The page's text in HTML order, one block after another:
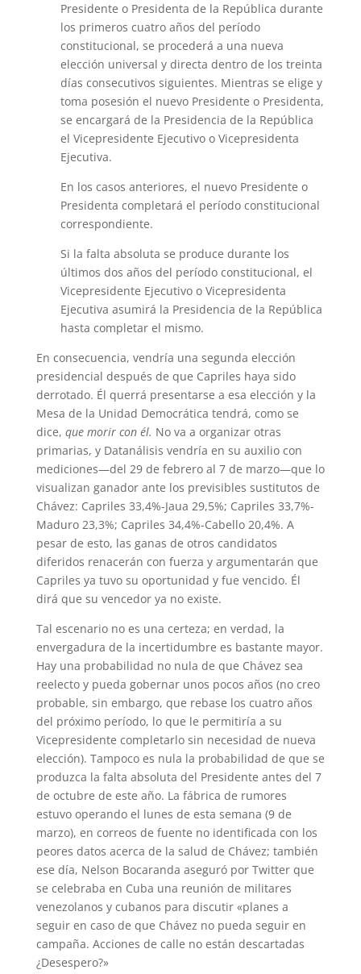
Presidente o Presidenta de la República durante
los primeros cuatro años del período
constitucional, se procederá a una nueva
elección universal y directa dentro de los treinta
días consecutivos siguientes. Mientras se elige y
toma posesión el nuevo Presidente o Presidenta,
se encargará de la Presidencia de la República
el Vicepresidente Ejecutivo o Vicepresidenta
Ejecutiva.
En los casos anteriores, el nuevo Presidente o
Presidenta completará el período constitucional
correspondiente.
Si la falta absoluta se produce durante los
últimos dos años del período constitucional, el
Vicepresidente Ejecutivo o Vicepresidenta
Ejecutiva asumirá la Presidencia de la República
hasta completar el mismo.
En consecuencia, vendría una segunda elección
presidencial después de que Capriles haya sido
derrotado. Él querrá presentarse a esa elección y la
Mesa de la Unidad Democrática tendrá, como se
dice, que morir con él. No va a organizar otras
primarias, y Datanálisis vendría en su auxilio con
mediciones—del 29 de febrero al 7 de marzo—que lo
visualizan ganador ante los previsibles sustitutos de
Chávez: Capriles 33,4%-Jaua 29,5%; Capriles 33,7%-
Maduro 23,3%; Capriles 34,4%-Cabello 20,4%. A
pesar de esto, las ganas de otros candidatos
diferidos renacerán con fuerza y argumentarán que
Capriles ya tuvo su oportunidad y fue vencido. Él
dirá que su vencedor ya no existe.
Tal escenario no es una certeza; en verdad, la
envergadura de la incertidumbre es bastante mayor.
Hay una probabilidad no nula de que Chávez sea
reelecto y pueda gobernar unos pocos años (no creo
probable, sin embargo, que rebase los cuatro años
del próximo período, lo que le permitiría a su
Vicepresidente completarlo sin necesidad de nueva
elección). Tampoco es nula la probabilidad de que se
produzca la falta absoluta del Presidente antes del 7
de octubre de este año. La fábrica de rumores
estuvo operando el lunes de esta semana (9 de
marzo), en correos de fuente no identificada con los
peores datos acerca de la salud de Chávez; también
ese día, Nelson Bocaranda aseguró por Twitter que
se celebraba en Cuba una reunión de militares
venezolanos y cubanos para discutir «planes a
seguir en caso de que Chávez no pueda seguir en
campaña. Acciones de calle no están descartadas
¿Desespero?»